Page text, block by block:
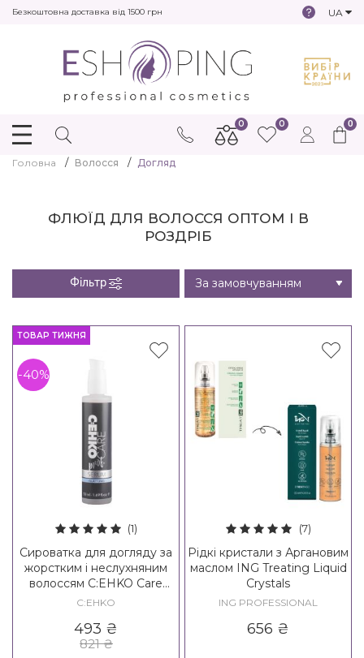
Безкоштовна доставка від 1500 грн UA
0
0 0
Головна Волосся Догляд
ФЛЮЇД ДЛЯ ВОЛОССЯ ОПТОМ І В
РОЗДРІБ
Фільтр
ТОВАР ТИЖНЯ
-40%
(1)
Сироватка для догляду за
жорстким і неслухняним
волоссям C:EHKO Care
Prof. Glattung Serum
C:EHKO
493 ₴
821₴
(7)
Рідкі кристали з Аргановим
маслом ING Treating Liquid
Crystals
ING PROFESSIONAL
656 ₴